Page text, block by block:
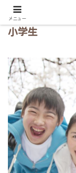
小学生
メニュー